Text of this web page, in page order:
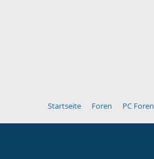
Startseite Foren PC Foren